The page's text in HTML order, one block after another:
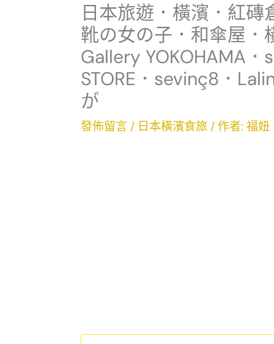
日本旅遊．橫濱．紅
靴の女の子．和傘屋．
Gallery YOKOHAMA．
STORE．sevinç8．
が
發佈留言 / 日本橫濱食旅 / 作者: 福妞